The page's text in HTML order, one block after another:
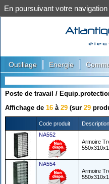
Outillage Energie
Poste de travail /
Affichage de 16 à 29 (sur 29
Code produit Description
NA552
Armoire
NA554
Armoire
En poursuivant votre